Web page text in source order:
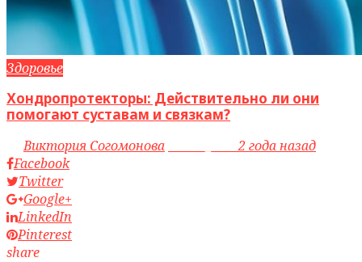
Здоровье
Хондропротекторы: Действительно ли они
помогают суставам и связкам?
byВиктория Согомонова access_time2 года назад
Facebook
Twitter
Google+
LinkedIn
Pinterest
share